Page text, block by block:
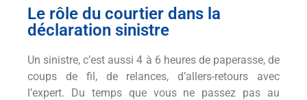
Le rôle du courtier dans la
déclaration sinistre
Un sinistre, c’est aussi 4 à 6 heures de paperasse, de
coups de fil, de relances, d’allers-retours avec
l’expert. Du temps que vous ne passez pas au